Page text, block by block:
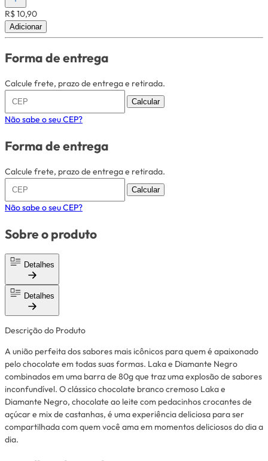
R$ 10,90
Adicionar
Forma de entrega
Calcule frete, prazo de entrega e retirada.
Calcular
Não sabe o seu CEP?
Forma de entrega
Calcule frete, prazo de entrega e retirada.
Calcular
Não sabe o seu CEP?
Sobre o produto
Detalhes
Detalhes
Descrição do Produto
A união perfeita dos sabores mais icônicos para quem é apaixonado
pelo chocolate em todas suas formas. Laka e Diamante Negro
combinados em uma barra de 80g que traz uma explosão de sabores
inconfundível. O clássico chocolate branco cremoso Laka e
Diamante Negro, chocolate ao leite com pedacinhos crocantes de
açúcar e mix de castanhas, é uma experiência deliciosa para ser
compartilhada com quem você ama em momentos deliciosos do dia a
dia.